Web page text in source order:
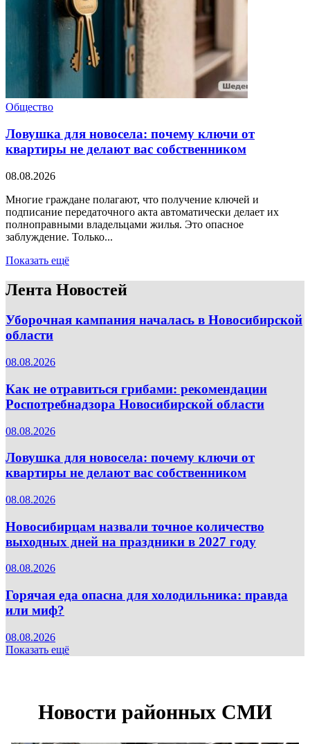
Общество
Ловушка для новосела: почему ключи от
квартиры не делают вас собственником
08.08.2026
Многие граждане полагают, что получение ключей и
подписание передаточного акта автоматически делает их
полноправными владельцами жилья. Это опасное
заблуждение. Только...
Показать ещё
Лента Новостей
Уборочная кампания началась в Новосибирской
области
08.08.2026
Как не отравиться грибами: рекомендации
Роспотребнадзора Новосибирской области
08.08.2026
Ловушка для новосела: почему ключи от
квартиры не делают вас собственником
08.08.2026
Новосибирцам назвали точное количество
выходных дней на праздники в 2027 году
08.08.2026
Горячая еда опасна для холодильника: правда
или миф?
08.08.2026
Показать ещё